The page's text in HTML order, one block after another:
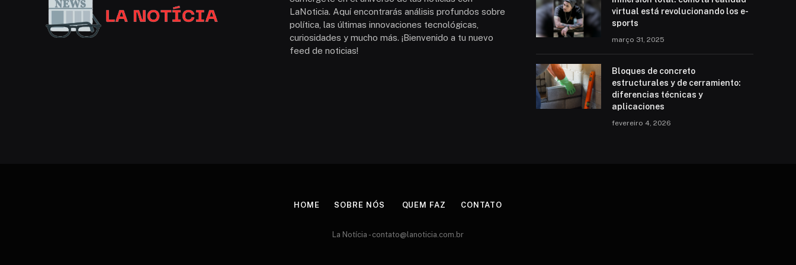
LaNoticia. Aquí encontrarás análisis profundos sobre
política, las últimas innovaciones tecnológicas,
curiosidades y mucho más. ¡Bienvenido a tu nuevo
feed de noticias!
virtual está revolucionando los e-
sports
março 31, 2025
Bloques de concreto
estructurales y de cerramiento:
diferencias técnicas y
aplicaciones
fevereiro 4, 2026
HOME SOBRE NÓS QUEM FAZ CONTATO
La Notícia - contato@lanoticia.com.br